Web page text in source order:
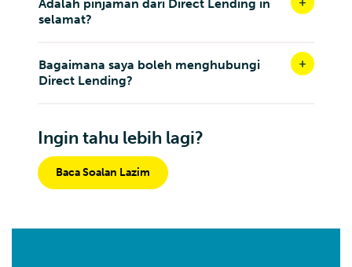
Adalah pinjaman dari Direct Lending in
selamat?
Bagaimana saya boleh menghubungi
Direct Lending?
Ingin tahu lebih lagi?
Baca Soalan Lazim